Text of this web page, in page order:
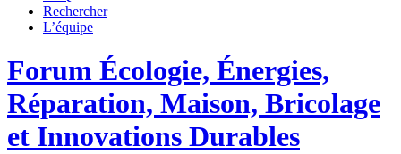
Rechercher
L’équipe
Forum Écologie, Énergies,
Réparation, Maison, Bricolage
et Innovations Durables